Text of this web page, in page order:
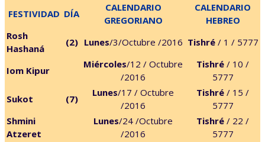
FESTIVIDAD DÍA
CALENDARIO
GREGORIANO
CALENDARIO
HEBREO
Rosh
Hashaná
(2) Lunes/3/Octubre /2016 Tishré / 1 / 5777
Iom Kipur
Miércoles/12 / Octubre
/2016
Tishré / 10 /
5777
Sukot
(7)
Lunes/17 / Octubre
/2016
Tishré / 15 /
5777
Shmini
Atzeret
Lunes/24 /Octubre
/2016
Tishré / 22 /
5777